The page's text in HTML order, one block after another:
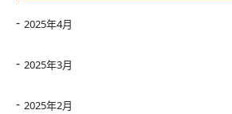
2025年4月
2025年3月
2025年2月